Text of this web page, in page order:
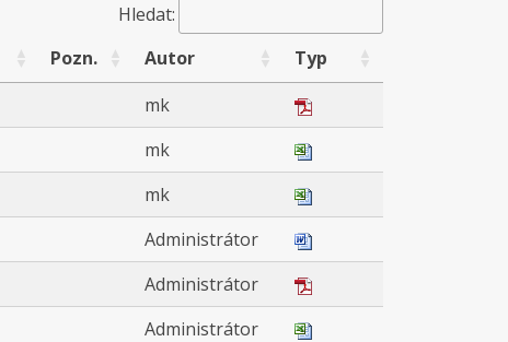
Hledat:
Pozn. Autor
Typ
mk
mk
mk
Administrátor
Administrátor
Administrátor